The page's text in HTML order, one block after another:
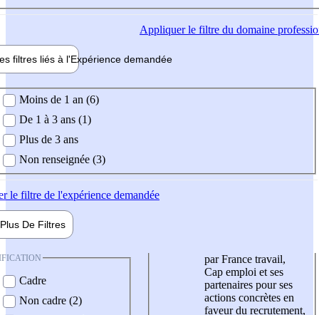
Appliquerle filtre du domaine
filtres liés à l'Expérience demandée
demandée
Moins de 1 an (6)
De 1 à 3 ans (1)
Plus de 3 ans
Non renseignée (3)
le filtre de l'expérience demandée
Plus De Filtres
Cadre
Non cadre (2)
par France travail,
Cap emploi et ses
partenaires pour ses
actions concrètes en
faveur du recrutement,